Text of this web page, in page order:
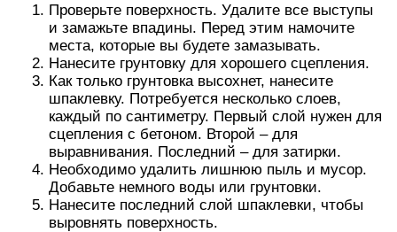
Проверьте поверхность. Удалите все выступы
и замажьте впадины. Перед этим намочите
места, которые вы будете замазывать.
Нанесите грунтовку для хорошего сцепления.
Как только грунтовка высохнет, нанесите
шпаклевку. Потребуется несколько слоев,
каждый по сантиметру. Первый слой нужен для
сцепления с бетоном. Второй – для
выравнивания. Последний – для затирки.
Необходимо удалить лишнюю пыль и мусор.
Добавьте немного воды или грунтовки.
Нанесите последний слой шпаклевки, чтобы
выровнять поверхность.